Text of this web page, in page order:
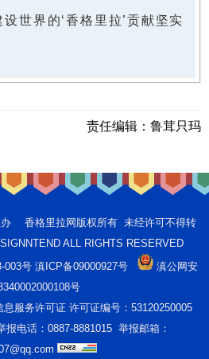
世界的‘香格里拉’贡献坚实
责任编辑： 鲁茸只玛
办 香格里拉网版权所有 未经许可不得转
ALL RIGHTS RESERVED
003号 滇ICP备09000927号
滇公网安
号
服务许可证 许可证编号：53120250005
报电话：0887-8881015 举报邮箱：